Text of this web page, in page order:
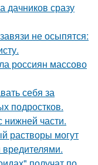
дачников сразу
не осыпятся:
россиян массово
себя за
подростков.
нижней части.
растворы могут